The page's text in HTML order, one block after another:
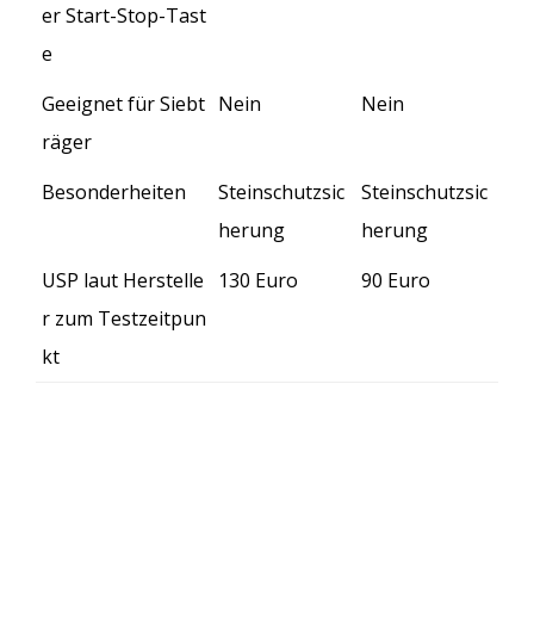
er Start-Stop-Tast
e
Geeignet für Siebt
räger
Nein Nein
Besonderheiten
Steinschutzsic
herung
Steinschutzsic
herung
USP laut Herstelle
r zum Testzeitpun
kt
130 Euro 90 Euro